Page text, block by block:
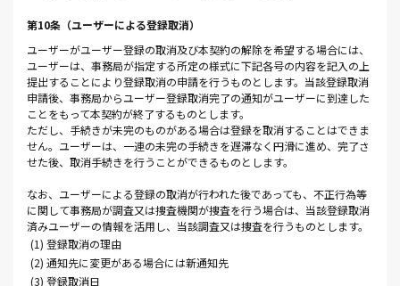
第10条（ユーザーによる登録取消）
ユーザーがユーザー登録の取消及び本契約の解除を希望する場合には、
ユーザーは、事務局が指定する所定の様式に下記各号の内容を記入の上
提出することにより登録取消の申請を行うものとします。当該登録取消
申請後、事務局からユーザー登録取消完了の通知がユーザーに到達した
ことをもって本契約が終了するものとします。
ただし、手続きが未完のものがある場合は登録を取消することはできま
せん。ユーザーは、一連の未完の手続きを遅滞なく円滑に進め、完了さ
せた後、取消手続きを行うことができるものとします。
なお、ユーザーによる登録の取消が行われた後であっても、不正行為等
に関して事務局が調査又は捜査機関が捜査を行う場合は、当該登録取消
済みユーザーの情報を活用し、当該調査又は捜査を行うものとします。
(1) 登録取消の理由
(2) 通知先に変更がある場合には新通知先
(3) 登録取消日